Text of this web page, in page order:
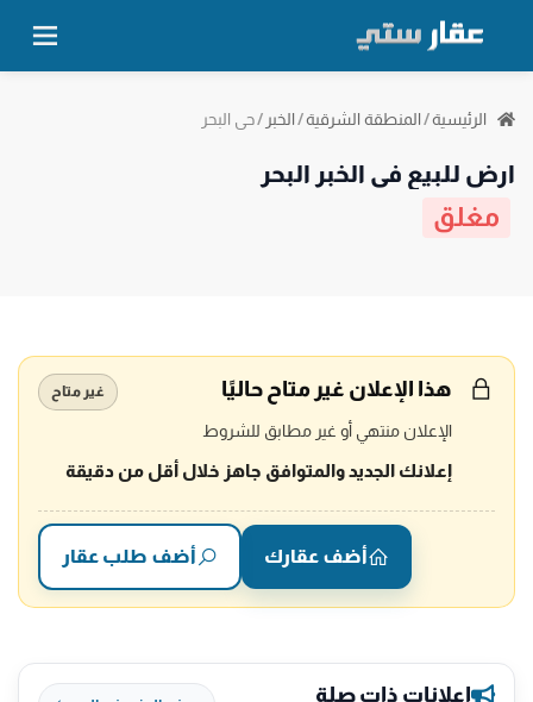
الرئيسية/المنطقة الشرقية/الخبر /حي البحر
ارض للبيع في الخبر البحر
مغلق
هذا الإعلان غير متاح حاليًا غير متاح
الإعلان منتهي أو غير مطابق للشروط
إعلانك الجديد والمتوافق جاهز خلال أقل من دقيقة
أضف عقارك أضف طلب عقار
إعلانات ذات صلة